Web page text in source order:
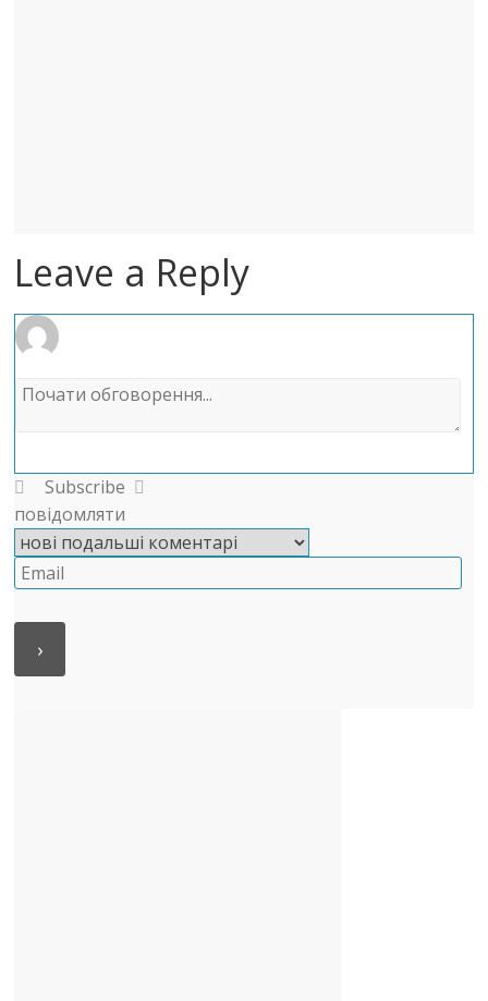
Leave a Reply
Subscribe
повідомляти